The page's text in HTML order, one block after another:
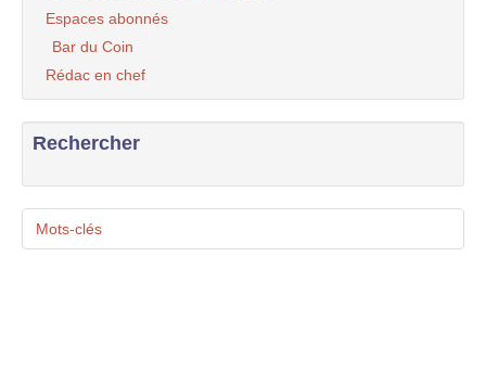
Espaces abonnés
Bar du Coin
Rédac en chef
Rechercher
Mots-clés